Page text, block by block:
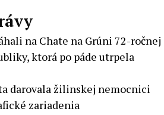
na Chate na Grúni 72-ročnej
ktorá po páde utrpela
darovala žilinskej nemocnici
zariadenia